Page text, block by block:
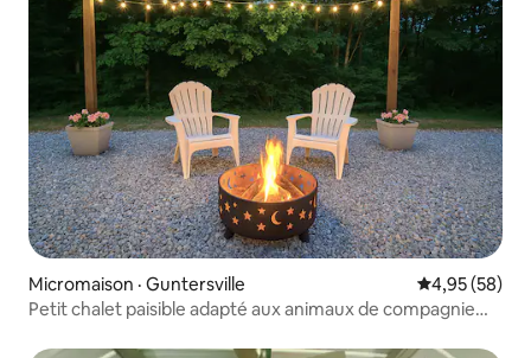
Micromaison · Guntersville Note
4,95 (58)
Petit chalet paisible adapté aux animaux de compagnie